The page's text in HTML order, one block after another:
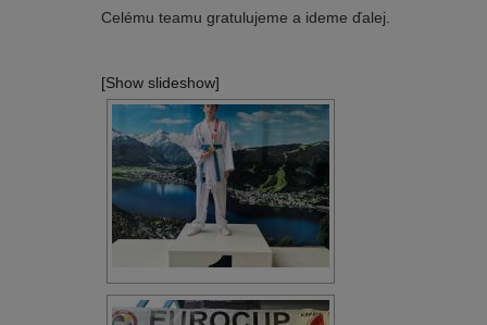
Celému teamu gratulujeme a ideme ďalej.
[Show slideshow]